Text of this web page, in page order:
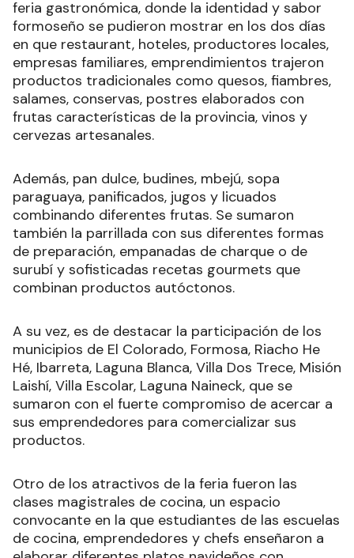
feria gastronómica, donde la identidad y sabor
formoseño se pudieron mostrar en los dos días
en que restaurant, hoteles, productores locales,
empresas familiares, emprendimientos trajeron
productos tradicionales como quesos, fiambres,
salames, conservas, postres elaborados con
frutas características de la provincia, vinos y
cervezas artesanales.
Además, pan dulce, budines, mbejú, sopa
paraguaya, panificados, jugos y licuados
combinando diferentes frutas. Se sumaron
también la parrillada con sus diferentes formas
de preparación, empanadas de charque o de
surubí y sofisticadas recetas gourmets que
combinan productos autóctonos.
A su vez, es de destacar la participación de los
municipios de El Colorado, Formosa, Riacho He
Hé, Ibarreta, Laguna Blanca, Villa Dos Trece, Misión
Laishí, Villa Escolar, Laguna Naineck, que se
sumaron con el fuerte compromiso de acercar a
sus emprendedores para comercializar sus
productos.
Otro de los atractivos de la feria fueron las
clases magistrales de cocina, un espacio
convocante en la que estudiantes de las escuelas
de cocina, emprendedores y chefs enseñaron a